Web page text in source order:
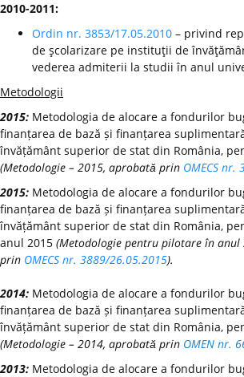
2010-2011:
Ordin nr. 3853/17.05.2010 – privind
de şcolarizare pe instituţii de
vederea admiterii la studii în anul
Metodologii
2015: Metodologia de alocare a fondurilor
finanțarea de bază și finanțarea
învățământ superior de stat din România,
(Metodologie – 2015, aprobată prin OMECS
2015: Metodologia de alocare a fondurilor
finanțarea de bază și finanțarea
învățământ superior de stat din România,
anul 2015 (Metodologie pentru pilotare în
prin OMECS nr. 3889/26.05.2015).
2014: Metodologia de alocare a fondurilor
finanțarea de bază și finanțarea
învățământ superior de stat din România,
(Metodologie – 2014, aprobată prin OMEN nr.
2013: Metodologia de alocare a fondurilor